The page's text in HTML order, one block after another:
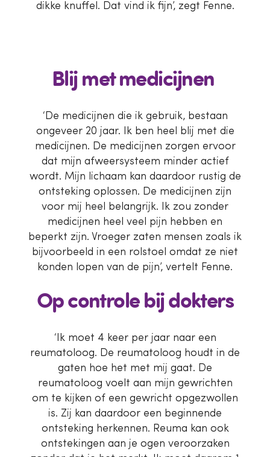
dikke knuffel. Dat vind ik fijn’, zegt Fenne.
Blij met medicijnen
‘De medicijnen die ik gebruik, bestaan
ongeveer 20 jaar. Ik ben heel blij met die
medicijnen. De medicijnen zorgen ervoor
dat mijn afweersysteem minder actief
wordt. Mijn lichaam kan daardoor rustig de
ontsteking oplossen. De medicijnen zijn
voor mij heel belangrijk. Ik zou zonder
medicijnen heel veel pijn hebben en
beperkt zijn. Vroeger zaten mensen zoals ik
bijvoorbeeld in een rolstoel omdat ze niet
konden lopen van de pijn’, vertelt Fenne.
Op controle bij dokters
‘Ik moet 4 keer per jaar naar een
reumatoloog. De reumatoloog houdt in de
gaten hoe het met mij gaat. De
reumatoloog voelt aan mijn gewrichten
om te kijken of een gewricht opgezwollen
is. Zij kan daardoor een beginnende
ontsteking herkennen. Reuma kan ook
ontstekingen aan je ogen veroorzaken